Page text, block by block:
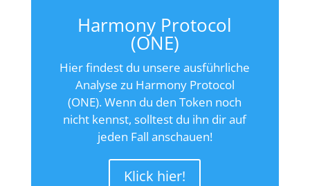
Harmony Protocol
(ONE)
Hier findest du unsere ausführliche
Analyse zu Harmony Protocol
(ONE). Wenn du den Token noch
nicht kennst, solltest du ihn dir auf
jeden Fall anschauen!
Klick hier!